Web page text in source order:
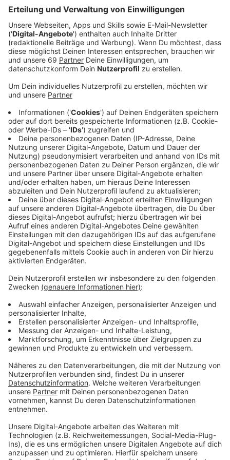
Veröffentlicht: Mittwoch, 11.09.2019 16:00
Anzeige
Die Wege in die Wohnungslosigkeit sind vielfältig. Bei
einigen sind es Suchtprobleme, bei anderen die hohen
Mietkosten. Deutschlandweit ist zu beobachten, dass
werden. Entsprechend stark steigt die Nachfrage bei
Hilfseinrichtungen wie der Wohnungslosenhilfe
Münster seit Jahren an. Sie warnt nun davor, dass
schon jetzt ihre Kapazitäten oft nicht mehr
ausreichen. Der Bereichsleiter Wohnungsnotfallhilfe
der Wohnungslosenhilfe Münster, Thomas Mühlbauer,
fordert, dass mehr Wohnraum für wohnungslose
Personen bereitgestellt werden muss. Aber auch jeder
Bürger kann mithelfen.
Gerade in der kalten Jahreszeit sind Obdachlose
auf Hilfe angewiesen. Wenn ihr Menschen in Not
Wohnungslosenhilfe oder das Gertrudenhaus
Unter anderem die Wohnungslosenhilfe stellt Hilfe für
obdachlose Männer bereit, das Gertrudenhaus für
Frauen.
Anzeige
Thomas Mühlbauer, Bereichsleiter
Münster, im ANTENNE MÜNSTER-Interview:
Anzeige